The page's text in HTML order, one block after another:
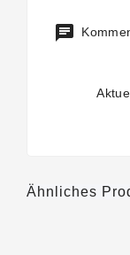
Ähnliches